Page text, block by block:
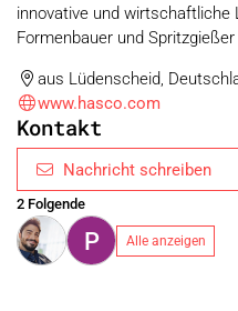
innovative und wirtschaftliche
Formenbauer und
aus Lüdenscheid,
www.hasco.com
Kontakt
Nachricht schreiben
2 Folgende
P Alle anzeigen